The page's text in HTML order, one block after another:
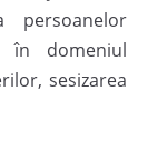
persoanelor
în domeniul
sesizarea